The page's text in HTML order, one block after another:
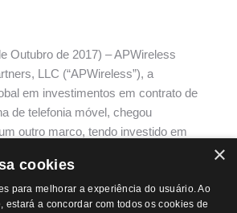
Outubro de 2017) – APWireless
LLC (“APWireless”), a
em investimentos em contrato de
de telefonia móvel, chegou
outro marco, tendo investido em
de locações de antenas de
×
cookies
para melhorar a experiência do usuário. Ao
estará a concordar com todos os cookies de